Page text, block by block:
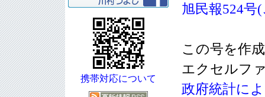
旭民報524号
この号を作
エクセルフ
政府統計に
携帯対応について